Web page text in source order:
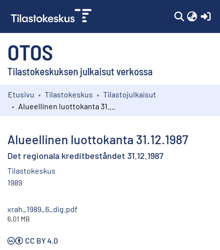
OTOS
Tilastokeskuksen julkaisut verkossa
Kokoelmat
Etusivu Tilastokeskus
Tilastojulkaisut
Alueellinen luottokanta 31.12.1987
Det regionala kreditbeståndet 31.12.1987
Tilastokeskus
1989
xrah_1989_6_dig.pdf
6.01 MB
CC BY 4.0